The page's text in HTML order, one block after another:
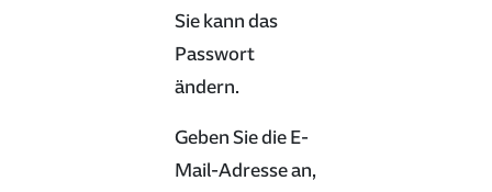
Sie kann das
Passwort
ändern.
Geben Sie die E-
Mail-Adresse an,